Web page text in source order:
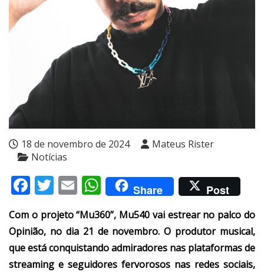
18 de novembro de 2024
Mateus Rister
Notícias
Facebook
Twitter
EmailWhatsApp
Share Post
Com o projeto “Mu360”, Mu540 vai estrear no palco do
Opinião, no dia 21 de novembro. O produtor musical,
que está conquistando admiradores nas plataformas de
streaming e seguidores fervorosos nas redes sociais,